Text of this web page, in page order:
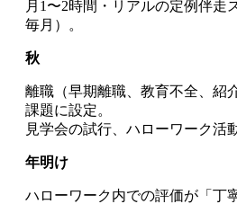
月1〜2時間・リアルの定例伴走
毎月）。
秋
離職（早期離職、教育不全、紹
課題に設定。
見学会の試行、ハローワーク活
年明け
ハローワーク内での評価が「丁